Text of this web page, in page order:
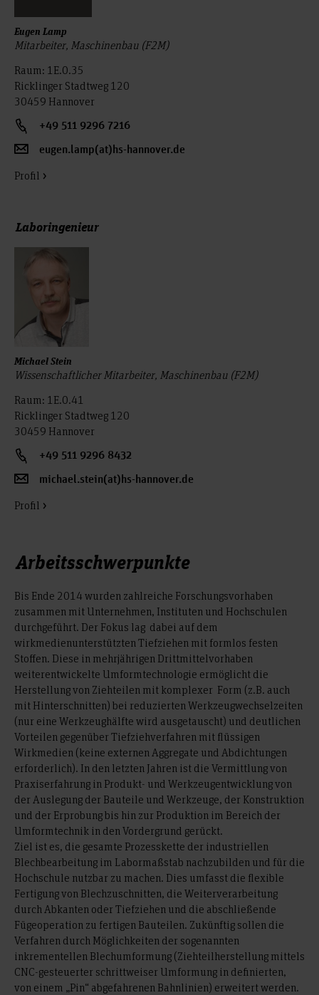
Eugen Lamp
Mitarbeiter, Maschinenbau (F2M)
Raum: 1E.0.35
Ricklinger Stadtweg 120
30459 Hannover
+49 511 9296 7216
eugen.lamp(at)hs-hannover.de
Profil
Laboringenieur
Michael Stein
Wissenschaftlicher Mitarbeiter, Maschinenbau (F2M)
Raum: 1E.0.41
Ricklinger Stadtweg 120
30459 Hannover
+49 511 9296 8432
michael.stein(at)hs-hannover.de
Profil
Arbeitsschwerpunkte
Bis Ende 2014 wurden zahlreiche Forschungsvorhaben
zusammen mit Unternehmen, Instituten und Hochschulen
durchgeführt. Der Fokus lag dabei auf dem
wirkmedienunterstützten Tiefziehen mit formlos festen
Stoffen. Diese in mehrjährigen Drittmittelvorhaben
weiterentwickelte Umformtechnologie ermöglicht die
Herstellung von Ziehteilen mit komplexer Form (z.B. auch
mit Hinterschnitten) bei reduzierten Werkzeugwechselzeiten
(nur eine Werkzeughälfte wird ausgetauscht) und deutlichen
Vorteilen gegenüber Tiefziehverfahren mit flüssigen
Wirkmedien (keine externen Aggregate und Abdichtungen
erforderlich). In den letzten Jahren ist die Vermittlung von
Praxiserfahrung in Produkt- und Werkzeugentwicklung von
der Auslegung der Bauteile und Werkzeuge, der Konstruktion
und der Erprobung bis hin zur Produktion im Bereich der
Umformtechnik in den Vordergrund gerückt.
Ziel ist es, die gesamte Prozesskette der industriellen
Blechbearbeitung im Labormaßstab nachzubilden und für die
Hochschule nutzbar zu machen. Dies umfasst die flexible
Fertigung von Blechzuschnitten, die Weiterverarbeitung
durch Abkanten oder Tiefziehen und die abschließende
Fügeoperation zu fertigen Bauteilen. Zukünftig sollen die
Verfahren durch Möglichkeiten der sogenannten
inkrementellen Blechumformung (Ziehteilherstellung mittels
CNC-gesteuerter schrittweiser Umformung in definierten,
von einem „Pin“ abgefahrenen Bahnlinien) erweitert werden.